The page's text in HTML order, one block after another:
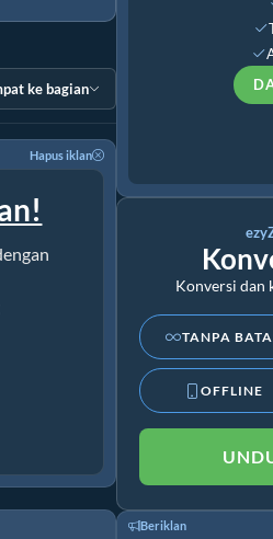
ke bagian
Hapus iklan
Konversi dan
TANPA
OFFLINE
Beriklan